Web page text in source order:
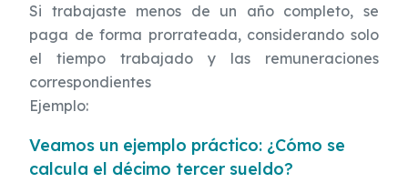
Si trabajaste menos de un año completo, se
paga de forma prorrateada, considerando solo
el tiempo trabajado y las remuneraciones
correspondientes
Ejemplo:
Veamos un ejemplo práctico: ¿Cómo se
calcula el décimo tercer sueldo?